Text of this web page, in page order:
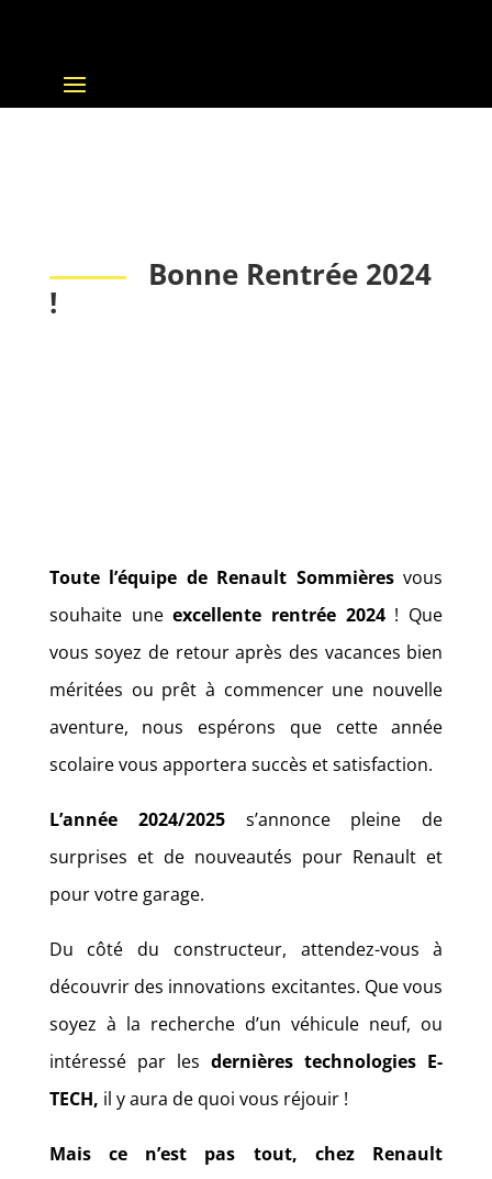
Bonne Rentrée 2024
!
Toute l’équipe de Renault Sommièresvous
souhaite uneexcellente rentrée 2024! Que
vous soyez de retour après des vacances bien
méritées ou prêt à commencer une nouvelle
aventure, nous espérons que cette année
scolaire vous apportera succès et satisfaction.
L’année 2024/2025s’annonce pleine de
surprises et de nouveautés pour Renault et
pour votre garage.
Du côté du constructeur, attendez-vous à
découvrir des innovations excitantes. Que vous
soyez à la recherche d’un véhicule neuf, ou
intéressé par lesdernières technologies E-
TECH, il y aura de quoi vous réjouir !
Mais ce n’est pas tout, chez Renault